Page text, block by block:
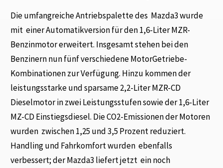
Die umfangreiche Antriebspalette des Mazda3 wurde
mit einer Automatikversion für den 1,6-Liter MZR-
Benzinmotor erweitert. Insgesamt stehen bei den
Benzinern nun fünf verschiedene MotorGetriebe-
Kombinationen zur Verfügung. Hinzu kommen der
leistungsstarke und sparsame 2,2-Liter MZR-CD
Dieselmotor in zwei Leistungsstufen sowie der 1,6-Liter
MZ-CD Einstiegsdiesel. Die CO2-Emissionen der Motoren
wurden zwischen 1,25 und 3,5 Prozent reduziert.
Handling und Fahrkomfort wurden ebenfalls
verbessert; der Mazda3 liefert jetzt ein noch